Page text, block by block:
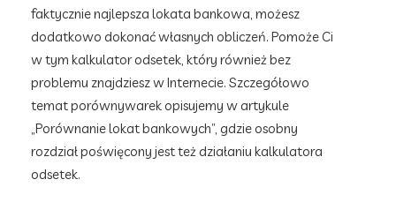
faktycznie najlepsza lokata bankowa, możesz
dodatkowo dokonać własnych obliczeń. Pomoże Ci
w tym kalkulator odsetek, który również bez
problemu znajdziesz w Internecie. Szczegółowo
temat porównywarek opisujemy w artykule
„Porównanie lokat bankowych”, gdzie osobny
rozdział poświęcony jest też działaniu kalkulatora
odsetek.